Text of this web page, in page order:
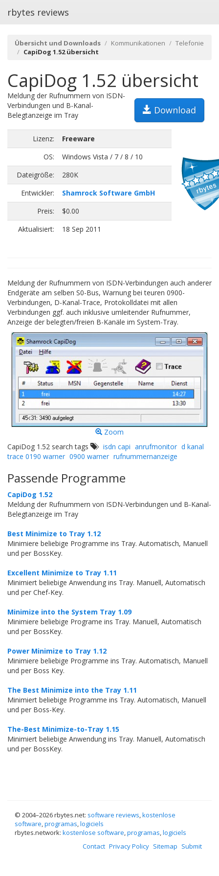
rbytes reviews
Übersicht und Downloads Kommunikationen
Telefonie
CapiDog 1.52 übersicht
CapiDog 1.52 übersicht
Download
Meldung der Rufnummern von ISDN-
Verbindungen und B-Kanal-
Belegtanzeige im Tray
Lizenz:
Freeware
OS:
Windows Vista / 7 / 8 / 10
Dateigröße:
280K
Entwickler:
Shamrock Software GmbH
Preis:
$0.00
Aktualisiert:
18 Sep 2011
Meldung der Rufnummern von ISDN-Verbindungen auch anderer
Endgeräte am selben S0-Bus, Warnung bei teuren 0900-
Verbindungen, D-Kanal-Trace, Protokolldatei mit allen
Verbindungen ggf. auch inklusive umleitender Rufnummer,
Anzeige der belegten/freien B-Kanäle im System-Tray.
Zoom
CapiDog 1.52 search tags
isdn capi anrufmonitor d kanal
trace 0190 warner 0900 warner rufnummernanzeige
Passende Programme
CapiDog 1.52
Meldung der Rufnummern von ISDN-Verbindungen und B-Kanal-
Belegtanzeige im Tray
Best Minimize to Tray 1.12
Minimiere beliebige Programme ins Tray. Automatisch, Manuell
und per BossKey.
Excellent Minimize to Tray 1.11
Minimiert beliebige Anwendung ins Tray. Manuell, Automatisch
und per Chef-Key.
Minimize into the System Tray 1.09
Minimiere beliebige Programe ins Tray. Manuell, Automatisch
und per BossKey.
Power Minimize to Tray 1.12
Minimiere beliebige Programme ins Tray. Automatisch, Manuell
und per Boss Key.
The Best Minimize into the Tray 1.11
Minimiert beliebige Programme ins Tray. Automatisch, Manuell
und per Boss-Key.
The-Best Minimize-to-Tray 1.15
Minimiert beliebige Anwendung ins Tray. Manuell, Automatisch
und per BossKey.
© 2004–2026 rbytes.net: software reviews,kostenlose
software,programas,logiciels
rbytes.network: kostenlose software,programas,logiciels
Contact Privacy Policy Sitemap Submit